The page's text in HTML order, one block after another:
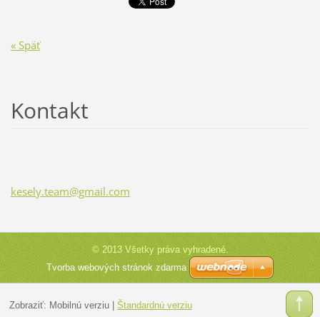
« Späť
Kontakt
kesely.team@gmail.com
© 2013 Všetky práva vyhradené.
Tvorba webových stránok zdarma
Zobraziť: Mobilnú verziu| Štandardnú verziu